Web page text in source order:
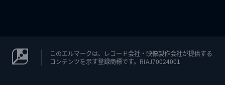
このエルマークは、レコード会社・映像製作会社が提供する
コンテンツを示す登録商標です。RIAJ70024001